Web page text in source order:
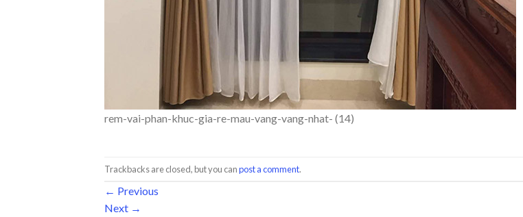
rem-vai-phan-khuc-gia-re-mau-vang-vang-nhat- (14)
Trackbacks are closed, but you canpost a comment.
← Previous
Next →